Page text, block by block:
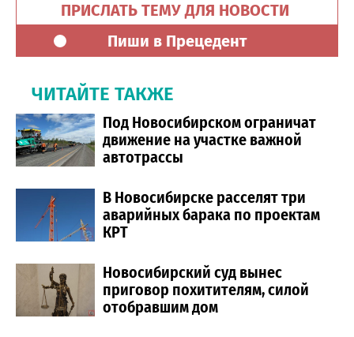
ПРИСЛАТЬ ТЕМУ ДЛЯ НОВОСТИ
Пиши в Прецедент
ЧИТАЙТЕ ТАКЖЕ
Под Новосибирском ограничат
движение на участке важной
автотрассы
В Новосибирске расселят три
аварийных барака по проектам
КРТ
Новосибирский суд вынес
приговор похитителям, силой
отобравшим дом